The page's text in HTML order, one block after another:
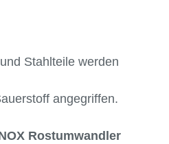
Stahlteile werden
angegriffen.
Rostumwandler